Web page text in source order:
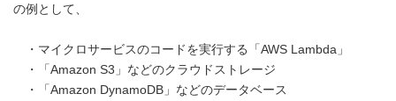
の例として、
・マイクロサービスのコードを実行する「AWS Lambda」
・「Amazon S3」などのクラウドストレージ
・「Amazon DynamoDB」などのデータベース